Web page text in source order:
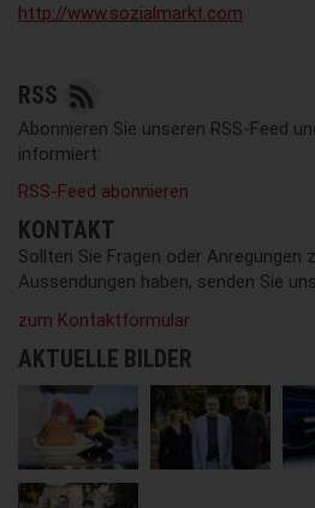
http://www.sozialmarkt.com
RSS
Abonnieren Sie unseren RSS-Feed
informiert:
RSS-Feed abonnieren
KONTAKT
Sollten Sie Fragen oder Anregungen
Aussendungen haben, senden Sie
zum Kontaktformular
AKTUELLE BILDER